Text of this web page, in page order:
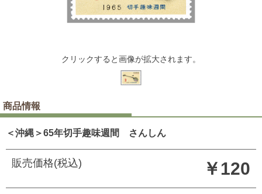
クリックすると画像が拡大されます。
商品情報
＜沖縄＞65年切手趣味週間 さんしん
販売価格(税込) ￥120